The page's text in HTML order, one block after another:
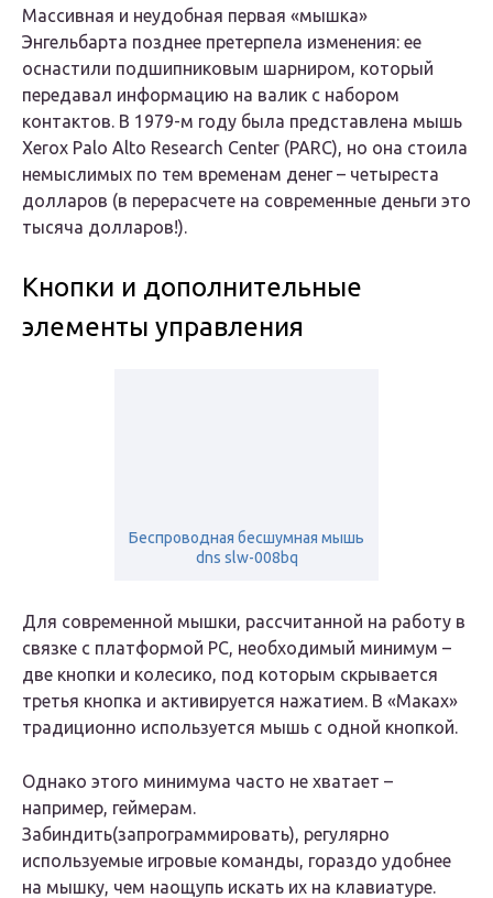
Массивная и неудобная первая «мышка»
Энгельбарта позднее претерпела изменения: ее
оснастили подшипниковым шарниром, который
передавал информацию на валик с набором
контактов. В 1979-м году была представлена мышь
Xerox Palo Alto Research Center (PARC), но она стоила
немыслимых по тем временам денег – четыреста
долларов (в перерасчете на современные деньги это
тысяча долларов!).
Кнопки и дополнительные
элементы управления
Беспроводная бесшумная мышь
dns slw-008bq
Для современной мышки, рассчитанной на работу в
связке с платформой PC, необходимый минимум –
две кнопки и колесико, под которым скрывается
третья кнопка и активируется нажатием. В «Маках»
традиционно используется мышь с одной кнопкой.
Однако этого минимума часто не хватает –
например, геймерам.
Забиндить(запрограммировать), регулярно
используемые игровые команды, гораздо удобнее
на мышку, чем наощупь искать их на клавиатуре.